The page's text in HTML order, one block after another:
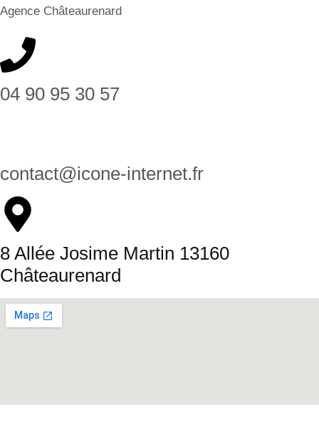
Agence Châteaurenard
04 90 95 30 57
contact@icone-internet.fr
8 Allée Josime Martin 13160
Châteaurenard